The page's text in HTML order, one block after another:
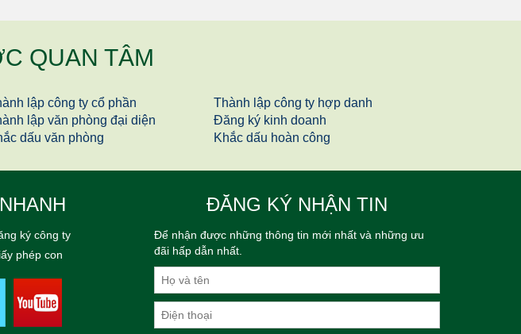
QUAN TÂM
lập công ty cổ phần
Thành lập công ty hợp danh
lập văn phòng đại diện
Đăng ký kinh doanh
dấu văn phòng Khắc dấu hoàn công
ký công ty
phép con
ĐĂNG KÝ NHẬN TIN
Để nhận được những thông tin mới nhất và những ưu
đãi hấp dẫn nhất.